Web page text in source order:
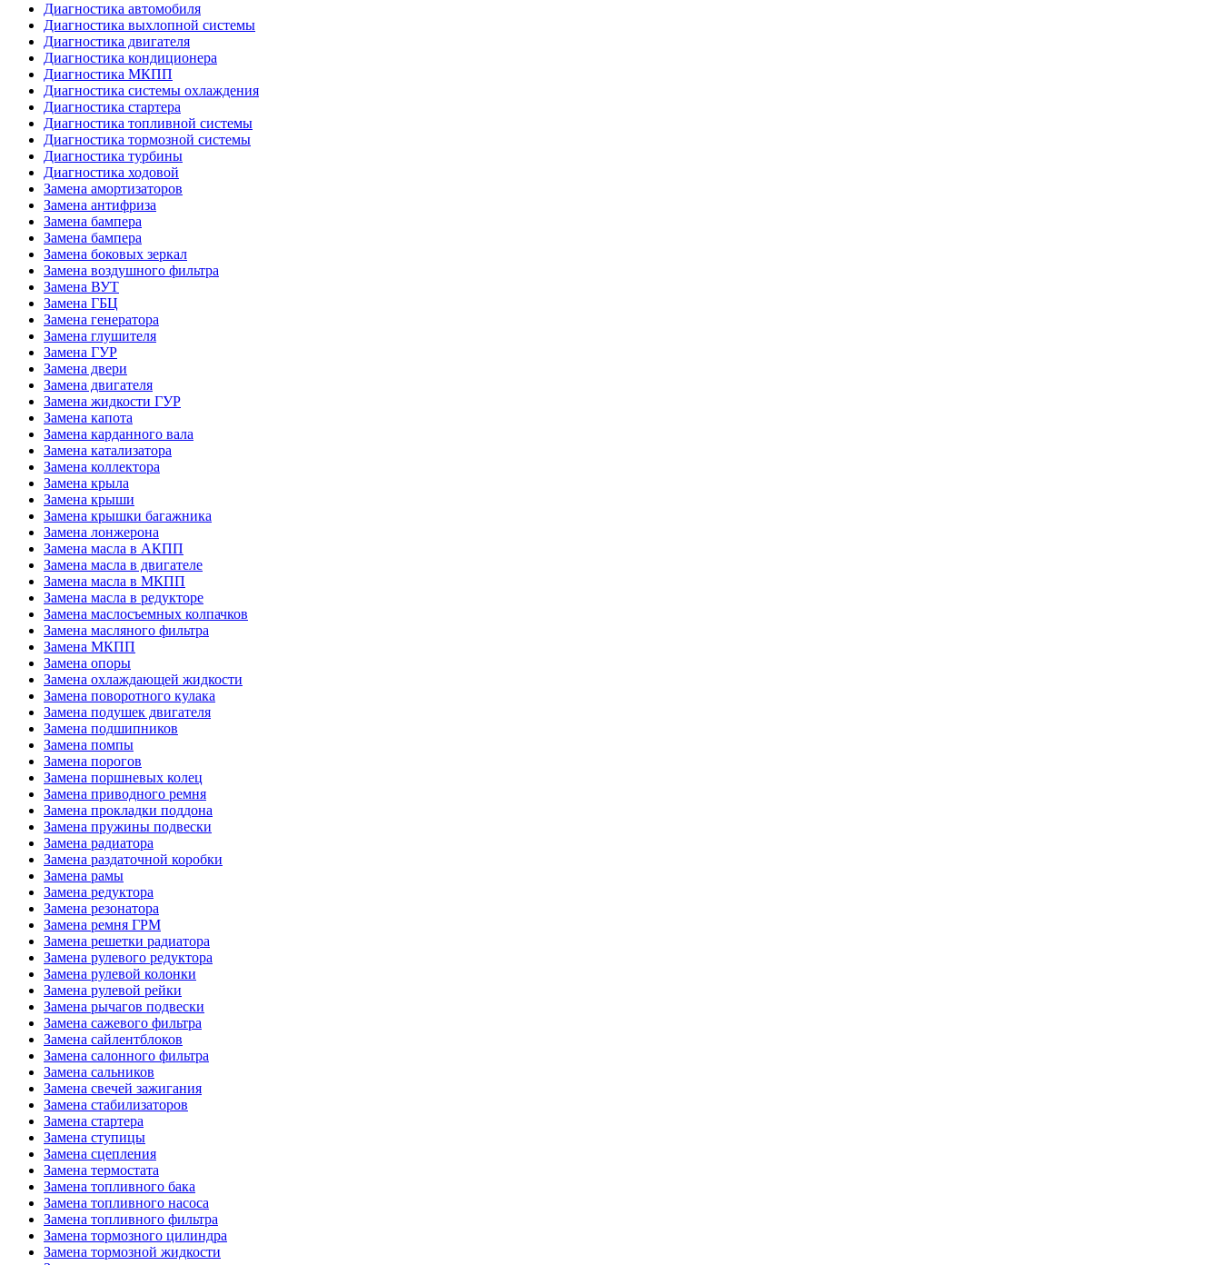
Диагностика автомобиля
Диагностика выхлопной системы
Диагностика двигателя
Диагностика кондиционера
Диагностика МКПП
Диагностика системы охлаждения
Диагностика стартера
Диагностика топливной системы
Диагностика тормозной системы
Диагностика турбины
Диагностика ходовой
Замена амортизаторов
Замена антифриза
Замена бампера
Замена бампера
Замена боковых зеркал
Замена воздушного фильтра
Замена ВУТ
Замена ГБЦ
Замена генератора
Замена глушителя
Замена ГУР
Замена двери
Замена двигателя
Замена жидкости ГУР
Замена капота
Замена карданного вала
Замена катализатора
Замена коллектора
Замена крыла
Замена крыши
Замена крышки багажника
Замена лонжерона
Замена масла в АКПП
Замена масла в двигателе
Замена масла в МКПП
Замена масла в редукторе
Замена маслосъемных колпачков
Замена масляного фильтра
Замена МКПП
Замена опоры
Замена охлаждающей жидкости
Замена поворотного кулака
Замена подушек двигателя
Замена подшипников
Замена помпы
Замена порогов
Замена поршневых колец
Замена приводного ремня
Замена прокладки поддона
Замена пружины подвески
Замена радиатора
Замена раздаточной коробки
Замена рамы
Замена редуктора
Замена резонатора
Замена ремня ГРМ
Замена решетки радиатора
Замена рулевого редуктора
Замена рулевой колонки
Замена рулевой рейки
Замена рычагов подвески
Замена сажевого фильтра
Замена сайлентблоков
Замена салонного фильтра
Замена сальников
Замена свечей зажигания
Замена стабилизаторов
Замена стартера
Замена ступицы
Замена сцепления
Замена термостата
Замена топливного бака
Замена топливного насоса
Замена топливного фильтра
Замена тормозного цилиндра
Замена тормозной жидкости